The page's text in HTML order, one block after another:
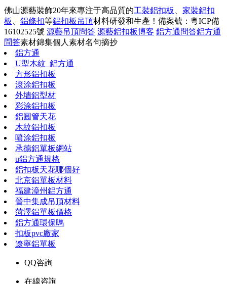
佛山源藝裝飾20年來專注于高品質的工裝鋁扣板
家裝鋁扣
板
鋁條扣等鋁扣板吊頂材料研發和生產！ 備案號：粵ICP備
16102525號 源藝吊頂問答 源藝鋁扣板博客 鋁方通問答鋁方通
問答素材錦集個人素材名句摘抄
鋁方通
U型木紋_鋁方通
方形鋁扣板
滾涂鋁扣板
外墻鋁型材
彩涂鋁扣板
鋁圓管天花
木紋鋁扣板
噴涂鋁扣板
承德鋁單板網站
u鋁方通規格
鋁扣板天花哪個好
北京鋁單板材料
福建漳州鋁方通
晉中集成吊頂材料
菏澤鋁單板價格
鋁方通環保嗎
扣板pvc廠家
遼寧鋁單板
QQ咨詢
在線咨詢